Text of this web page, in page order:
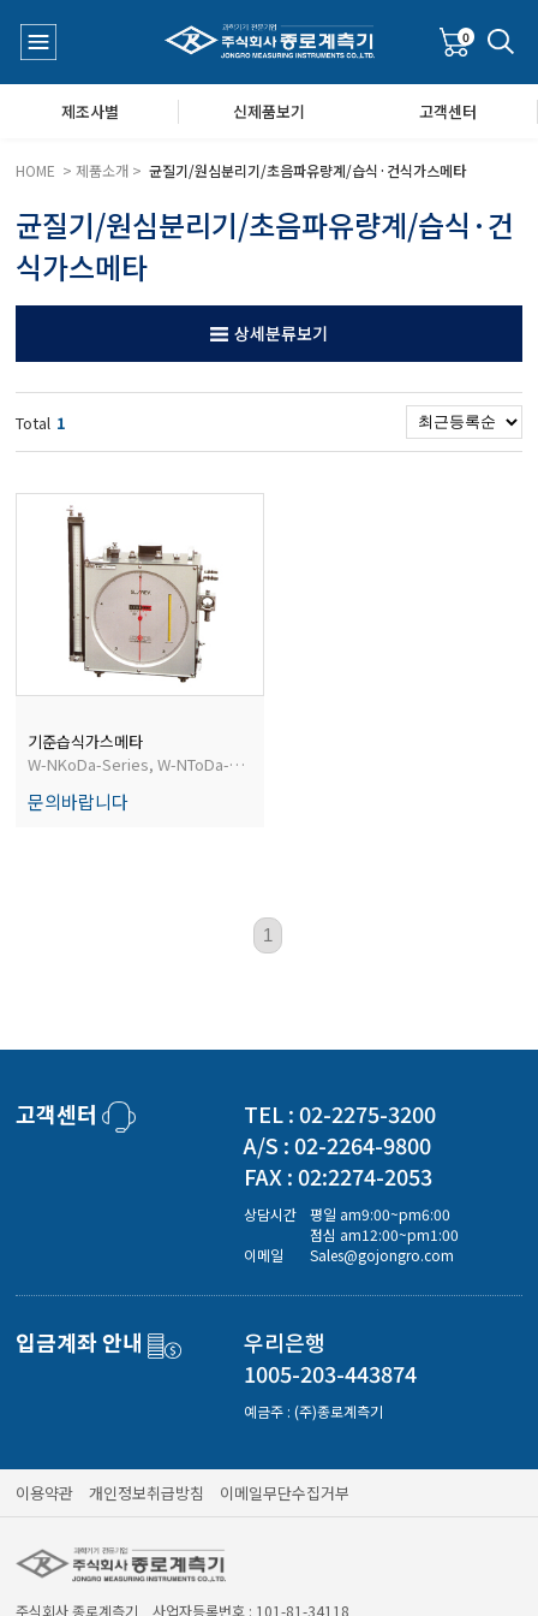
질측정기
기공기질/미세먼지/가스/소음/진동측정기
속풍량계/온도계/온습도계/기압계
자저울/점도계/핀홀탐지기
이크로피펫
분계/회전계/도막두께/초음파두께측정기
질기/원심분리기/초음파유량계/습식·건식가스메타
화학기기/교반기
공지사항
Q&A
0
제조사별 신제품보기 고객센터
HOME > 제품소개 >균질기/원심분리기/초음파유량계/습식·건식가스메타
균질기/원심분리기/초음파유량계/습식·건
식가스메타
상세분류보기
Total 1
기준습식가스메타
W-NKoDa-Series, W-NToDa-Series
문의바랍니다
1
고객센터
TEL : 02-2275-3200
A/S : 02-2264-9800
FAX : 02:2274-2053
상담시간
평일 am9:00~pm6:00
점심 am12:00~pm1:00
이메일
Sales@gojongro.com
입금계좌 안내
우리은행
1005-203-443874
예금주 : (주)종로계측기
이용약관 개인정보취급방침 이메일무단수집거부
주식회사 종로계측기 사업자등록번호 : 101-81-34118